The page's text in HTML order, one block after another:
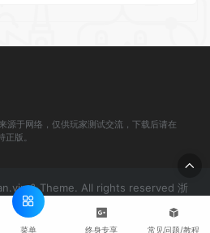
源于网络，仅供玩家测试交流，下载后请在
正版。
& Theme. All rights reserved 浙
菜单 终身专享 常见问题/教程